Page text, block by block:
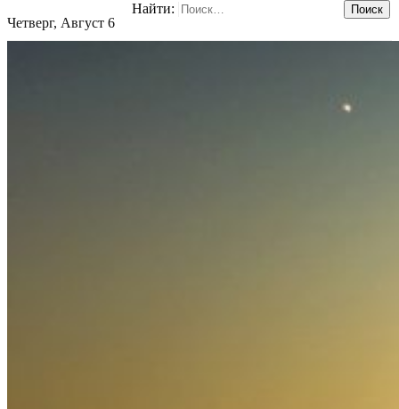
Четверг, Август 6
Найти: